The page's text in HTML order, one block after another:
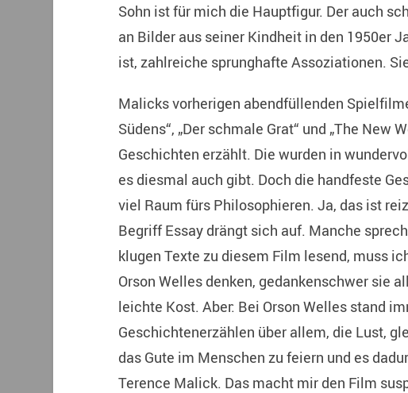
Sohn ist für mich die Hauptfigur. Der auch
an Bilder aus seiner Kindheit in den 1950er
ist, zahlreiche sprunghafte Assoziationen.
Malicks vorherigen abendfüllenden
Südens“, „Der schmale Grat“ und „The New
Geschichten erzählt. Die wurden in
es diesmal auch gibt. Doch die handfeste
viel Raum fürs Philosophieren. Ja, das ist
Begriff Essay drängt sich auf. Manche
klugen Texte zu diesem Film lesend, muss
Orson Welles denken, gedankenschwer sie
leichte Kost. Aber: Bei Orson Welles stand
Geschichtenerzählen über allem, die Lust,
das Gute im Menschen zu feiern und es
Terence Malick. Das macht mir den Film